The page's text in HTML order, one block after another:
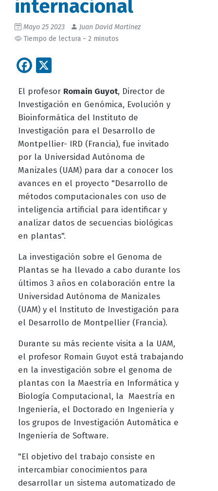
internacional
Mayo 25 2023
Juan David Martinez
Tiempo de lectura ~ 2 minutos
Facebook
El profesor Romain Guyot, Director de
Investigación en Genómica, Evolución y
Bioinformática del Instituto de
Investigación para el Desarrollo de
Montpellier- IRD (Francia), fue invitado
por la Universidad Autónoma de
Manizales (UAM) para dar a conocer los
avances en el proyecto "Desarrollo de
métodos computacionales con uso de
inteligencia artificial para identificar y
analizar datos de secuencias biológicas
en plantas".
La investigación sobre el Genoma de
Plantas se ha llevado a cabo durante los
últimos 3 años en colaboración entre la
Universidad Autónoma de Manizales
(UAM) y el Instituto de Investigación para
el Desarrollo de Montpellier (Francia).
Durante su más reciente visita a la UAM,
el profesor Romain Guyot está trabajando
en la investigación sobre el genoma de
plantas con la Maestría en Informática y
Biología Computacional, la Maestría en
Ingeniería, el Doctorado en Ingeniería y
los grupos de Investigación Automática e
Ingeniería de Software.
"El objetivo del trabajo consiste en
intercambiar conocimientos para
desarrollar un sistema automatizado de